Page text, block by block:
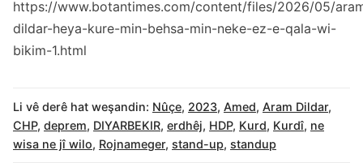
https://www.botantimes.com/content/files/2026/05/
dildar-heya-kure-min-behsa-min-neke-ez-e-qala-wi-
bikim-1.html
Li vê derê hat weşandin: Nûçe, 2023, Amed, Aram Dildar,
CHP, deprem, DIYARBEKIR, erdhêj, HDP, Kurd, Kurdî, ne
wisa ne jî wilo, Rojnameger, stand-up, standup